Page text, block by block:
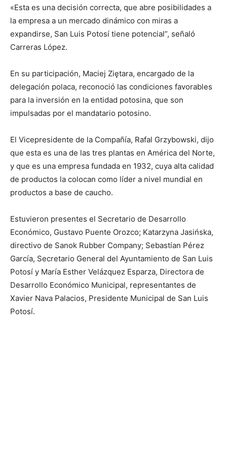
«Esta es una decisión correcta, que abre posibilidades a
la empresa a un mercado dinámico con miras a
expandirse, San Luis Potosí tiene potencial”, señaló
Carreras López.
En su participación, Maciej Ziętara, encargado de la
delegación polaca, reconoció las condiciones favorables
para la inversión en la entidad potosina, que son
impulsadas por el mandatario potosino.
El Vicepresidente de la Compañía, Rafal Grzybowski, dijo
que esta es una de las tres plantas en América del Norte,
y que es una empresa fundada en 1932, cuya alta calidad
de productos la colocan como líder a nivel mundial en
productos a base de caucho.
Estuvieron presentes el Secretario de Desarrollo
Económico, Gustavo Puente Orozco; Katarzyna Jasińska,
directivo de Sanok Rubber Company; Sebastían Pérez
García, Secretario General del Ayuntamiento de San Luis
Potosí y María Esther Velázquez Esparza, Directora de
Desarrollo Económico Municipal, representantes de
Xavier Nava Palacios, Presidente Municipal de San Luis
Potosí.